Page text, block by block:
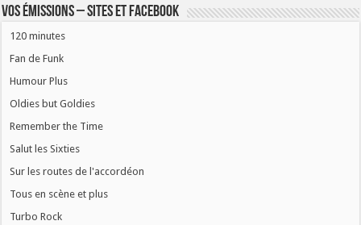
Vos émissions – Sites et Facebook
120 minutes
Fan de Funk
Humour Plus
Oldies but Goldies
Remember the Time
Salut les Sixties
Sur les routes de l'accordéon
Tous en scène et plus
Turbo Rock